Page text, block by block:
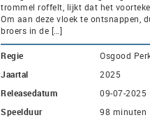
trommel roffelt, lijkt dat het
Om aan deze vloek te ontsnappen,
broers in de […]
Regie
Osgood
Jaartal
2025
Releasedatum
09-07-2025
Speelduur
98 minuten